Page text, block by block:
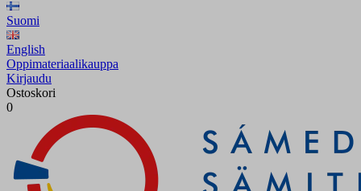
Suomi
English
Oppimateriaalikauppa
Kirjaudu
Ostoskori
0